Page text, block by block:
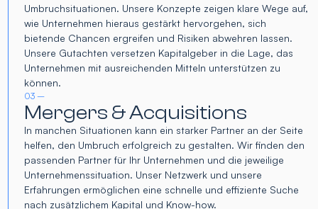
Umbruchsituationen. Unsere Konzepte zeigen klare Wege auf,
wie Unternehmen hieraus gestärkt hervorgehen, sich
bietende Chancen ergreifen und Risiken abwehren lassen.
Unsere Gutachten versetzen Kapitalgeber in die Lage, das
Unternehmen mit ausreichenden Mitteln unterstützen zu
können.
03 –
Mergers & Acquisitions
In manchen Situationen kann ein starker Partner an der Seite
helfen, den Umbruch erfolgreich zu gestalten. Wir finden den
passenden Partner für Ihr Unternehmen und die jeweilige
Unternehmenssituation. Unser Netzwerk und unsere
Erfahrungen ermöglichen eine schnelle und effiziente Suche
nach zusätzlichem Kapital und Know-how.